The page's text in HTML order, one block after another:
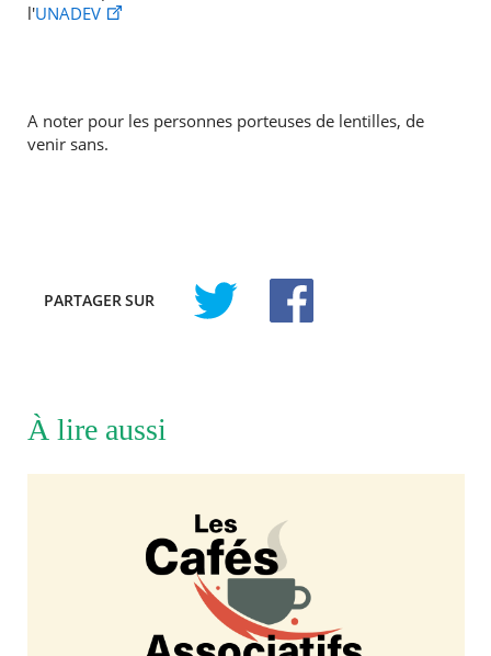
l'UNADEV
A noter pour les personnes porteuses de lentilles, de
venir sans.
PARTAGERSUR
À lire aussi